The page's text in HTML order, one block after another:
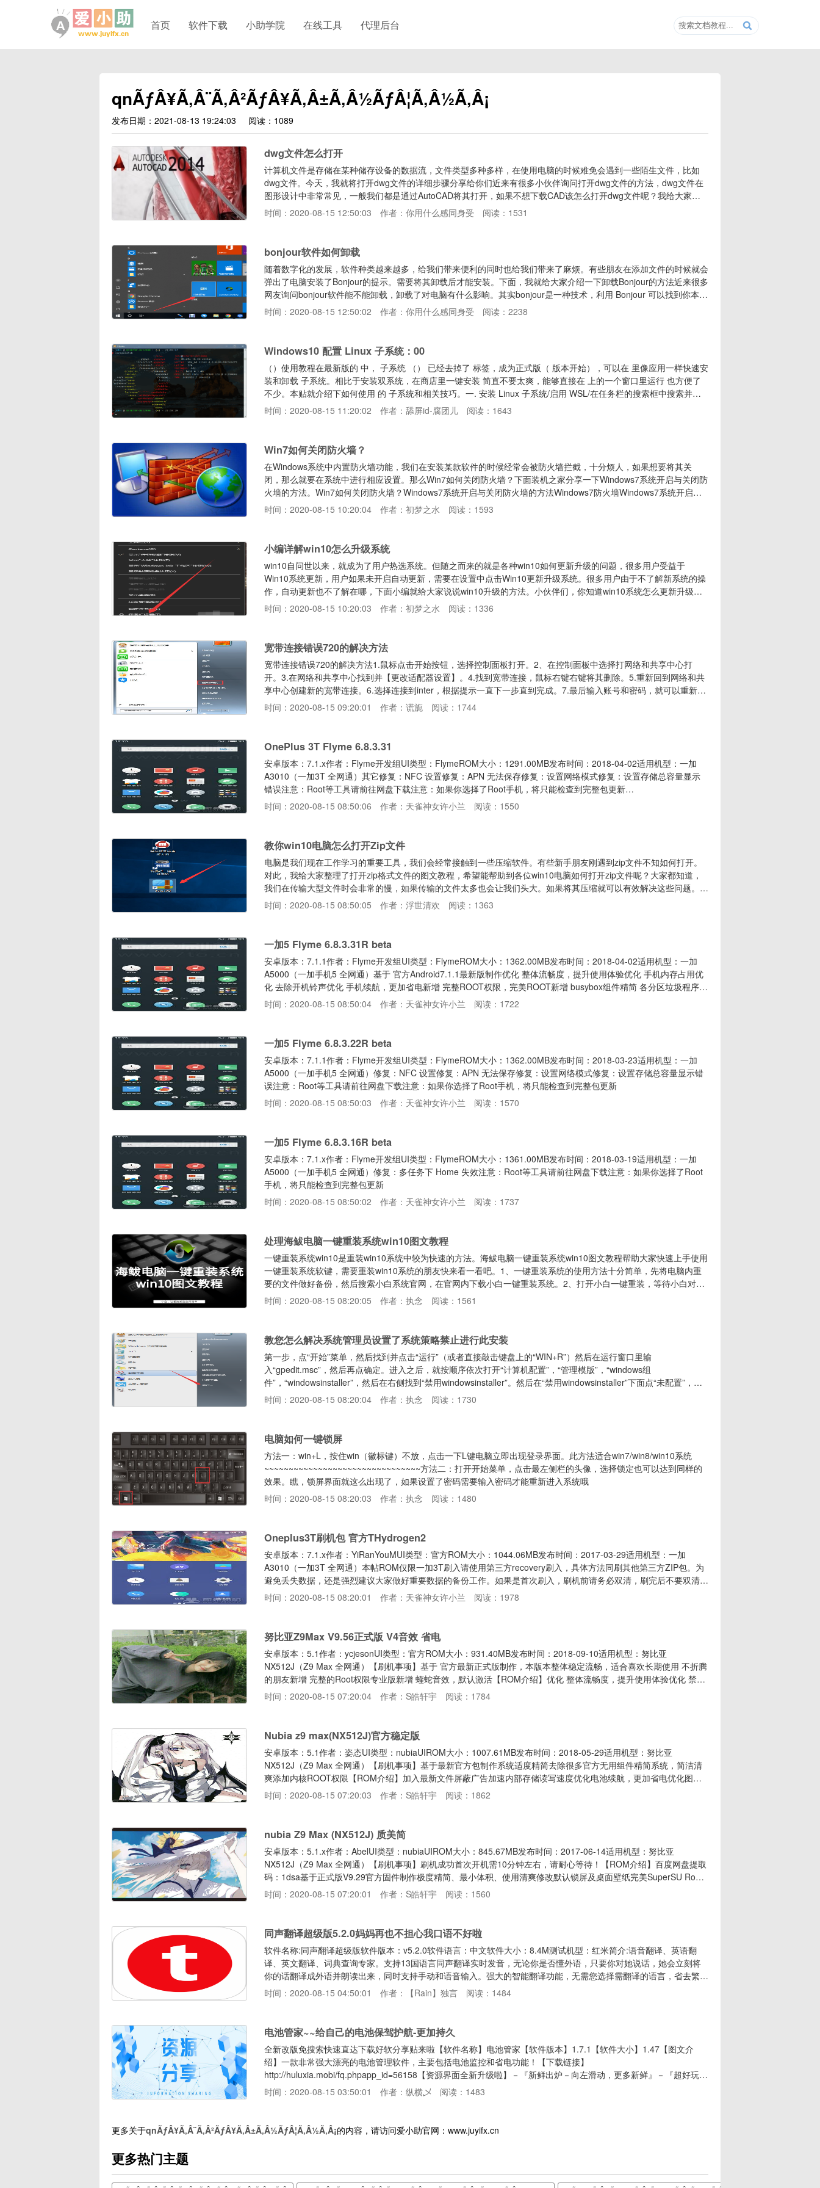
首页 软件下载 小助学院 在线工具 代理后台
qnÃƒÂ¥Ã‚Â¨Ã‚Â²ÃƒÂ¥Ã‚Â±Ã‚Â½ÃƒÂ¦Ã‚Â½Ã‚Â¡
发布日期：2021-08-13 19:24:03 阅读：1089
dwg文件怎么打开
计算机文件是存储在某种储存设备的数据流，文件类型多种多样，在使用电脑的时候难免会遇到一些陌生文件，比如
dwg文件。今天，我就将打开dwg文件的详细步骤分享给你们近来有很多小伙伴询问打开dwg文件的方法，dwg文件在
图形设计中非常常见，一般我们都是通过AutoCAD将其打开，如果不想下载CAD该怎么打开dwg文件呢？我给大家整
理了图文教程，赶紧来瞧瞧吧dwg文件打开教程1、如果是想要学习AutoCAD的话，可以将其下载，双击就可以打开
dwg文件，最好下载一下高版本的CAD软件，避免出现不兼容现象2、如果只是偶尔一次打开编辑dwg文件的话，可以
时间：2020-08-15 12:50:03 作者：你用什么感同身受 阅读：1531
bonjour软件如何卸载
随着数字化的发展，软件种类越来越多，给我们带来便利的同时也给我们带来了麻烦。有些朋友在添加文件的时候就会
弹出了电脑安装了Bonjour的提示。需要将其卸载后才能安装。下面，我就给大家介绍一下卸载Bonjour的方法近来很多
网友询问bonjour软件能不能卸载，卸载了对电脑有什么影响。其实bonjour是一种技术，利用 Bonjour 可以找到你本地
网络上任何 Bonjour 网页地址，以及共享资料。不过卸载了对于电脑也没有什么影响。bonjour软件卸载方法方法一：
系统自带工具进行卸载1、打开开始菜单，点击控制面板2、控制面板中找到程序，点击卸载程序3、找到bonjour软
时间：2020-08-15 12:50:02 作者：你用什么感同身受 阅读：2238
Windows10 配置 Linux 子系统：00
（）使用教程在最新版的 中， 子系统 （） 已经去掉了 标签，成为正式版（ 版本开始），可以在 里像应用一样快速安
装和卸载 子系统。相比于安装双系统，在商店里一键安装 简直不要太爽，能够直接在 上的一个窗口里运行 也方便了
不少。本贴就介绍下如何使用 的 子系统和相关技巧。一. 安装 Linux 子系统/启用 WSL/在任务栏的搜索框中搜索并打
开 “启用或关闭windows功能”，勾选 “适用于 Linux 的 Windows 子系统”，确定后按提示重启计算机。/安装 Ubuntu 子
系统/在 Microsoft Store 中搜索 “Linux”，进入 WSL 专题
时间：2020-08-15 11:20:02 作者：舔屏id-腐团儿 阅读：1643
Win7如何关闭防火墙？
在Windows系统中内置防火墙功能，我们在安装某款软件的时候经常会被防火墙拦截，十分烦人，如果想要将其关
闭，那么就要在系统中进行相应设置。那么Win7如何关闭防火墙？下面装机之家分享一下Windows7系统开启与关闭防
火墙的方法。Win7如何关闭防火墙？Windows7系统开启与关闭防火墙的方法Windows7防火墙Windows7系统开启与
关闭防火墙的方法1、进入win7系统桌面中，点击“开始”按钮，选择打开“控制面板”，如下图所示。Win7如何关闭防火
墙？Windows7系统开启与关闭防火墙的方法2、在控制面板中，查看方式为类别的情况下，我们点击“系统和安全”，如
时间：2020-08-15 10:20:04 作者：初梦之水 阅读：1593
小编详解win10怎么升级系统
win10自问世以来，就成为了用户热选系统。但随之而来的就是各种win10如何更新升级的问题，很多用户受益于
Win10系统更新，用户如果未开启自动更新，需要在设置中点击Win10更新升级系统。很多用户由于不了解新系统的操
作，自动更新也不了解在哪，下面小编就给大家说说win10升级的方法。小伙伴们，你知道win10系统怎么更新升级
吗？嘿嘿~你们要是不知道的话，那么小编就要发挥我的作用了，下面小编就给大家演示一下win10更新升级系统的操
作流程。1，首先，右键点击任务栏，打开任务栏设置按钮。win10win10示例12，打开后点击主页图标。升级系统升级
时间：2020-08-15 10:20:03 作者：初梦之水 阅读：1336
宽带连接错误720的解决方法
宽带连接错误720的解决方法1.鼠标点击开始按钮，选择控制面板打开。2、在控制面板中选择打网络和共享中心打
开。3.在网络和共享中心找到并【更改适配器设置】。4.找到宽带连接，鼠标右键右键将其删除。5.重新回到网络和共
享中心创建新的宽带连接。6.选择连接到inter，根据提示一直下一步直到完成。7.最后输入账号和密码，就可以重新连
接宽带了。以上就是宽带连接错误720的解决方法了，希望对您有帮助。【搬砖网络侵权立删】
时间：2020-08-15 09:20:01 作者：谎旎 阅读：1744
OnePlus 3T Flyme 6.8.3.31
安卓版本：7.1.x作者：Flyme开发组UI类型：FlymeROM大小：1291.00MB发布时间：2018-04-02适用机型：一加
A3010（一加3T 全网通）其它修复：NFC 设置修复：APN 无法保存修复：设置网络模式修复：设置存储总容量显示
错误注意：Root等工具请前往网盘下载注意：如果你选择了Root手机，将只能检查到完整包更新
http://d.7to.cn/download.aspxaction=rom3&key=kaWEuVxMMv1LoTv1rhMc8QMvWYorqEkxKWbtfPYFyY4bFI28iLTzcBZA49fAY/
时间：2020-08-15 08:50:06 作者：天雀神女许小兰 阅读：1550
教你win10电脑怎么打开Zip文件
电脑是我们现在工作学习的重要工具，我们会经常接触到一些压缩软件。有些新手朋友刚遇到zip文件不知如何打开。
对此，我给大家整理了打开zip格式文件的图文教程，希望能帮助到各位win10电脑如何打开zip文件呢？大家都知道，
我们在传输大型文件时会非常的慢，如果传输的文件太多也会让我们头大。如果将其压缩就可以有效解决这些问题。今
天，我就将打开zip文件的方法分享给你们win10电脑打开zip文件教程1、下载安装360压缩软件，一般打开Zip文件时就
会提示安装解压软件如何打开Zip文件如何打开Zip文件电脑图解-12、然后右击Zip格式文件，弹出窗口中就会出现解压
时间：2020-08-15 08:50:05 作者：浮世清欢 阅读：1363
一加5 Flyme 6.8.3.31R beta
安卓版本：7.1.1作者：Flyme开发组UI类型：FlymeROM大小：1362.00MB发布时间：2018-04-02适用机型：一加
A5000（一加手机5 全网通）基于 官方Android7.1.1最新版制作优化 整体流畅度，提升使用体验优化 手机内存占用优
化 去除开机铃声优化 手机续航，更加省电新增 完整ROOT权限，完美ROOT新增 busybox组件精简 各分区垃圾程序及
文件精简 ROM体积，占用资源更少保留 官方特色应用
时间：2020-08-15 08:50:04 作者：天雀神女许小兰 阅读：1722
一加5 Flyme 6.8.3.22R beta
安卓版本：7.1.1作者：Flyme开发组UI类型：FlymeROM大小：1362.00MB发布时间：2018-03-23适用机型：一加
A5000（一加手机5 全网通）修复：NFC 设置修复：APN 无法保存修复：设置网络模式修复：设置存储总容量显示错
误注意：Root等工具请前往网盘下载注意：如果你选择了Root手机，将只能检查到完整包更新
时间：2020-08-15 08:50:03
作者：天雀神女许小兰 阅读：1570
一加5 Flyme 6.8.3.16R beta
安卓版本：7.1.x作者：Flyme开发组UI类型：FlymeROM大小：1361.00MB发布时间：2018-03-19适用机型：一加
A5000（一加手机5 全网通）修复：多任务下 Home 失效注意：Root等工具请前往网盘下载注意：如果你选择了Root
手机，将只能检查到完整包更新
时间：2020-08-15 08:50:02
作者：天雀神女许小兰 阅读：1737
处理海鲅电脑一键重装系统win10图文教程
一键重装系统win10是重装win10系统中较为快速的方法。海鲅电脑一键重装系统win10图文教程帮助大家快速上手使用
一键重装系统软键，需要重装win10系统的朋友快来看一看吧。1、一键重装系统的使用方法十分简单，先将电脑内重
要的文件做好备份，然后搜索小白系统官网，在官网内下载小白一键重装系统。2、打开小白一键重装，等待小白对运
行环境扫描完成。3、在“在线重装”界面内选择安装win10系统。4、然后勾选需要的装机软件。5、等待小白一键重装
下载系统。系统下载完成后，小白系统会自动重启电脑进行系统的重装。6、数次重启后win10系统就重装完成了。
时间：2020-08-15 08:20:05 作者：执念 阅读：1561
教您怎么解决系统管理员设置了系统策略禁止进行此安装
第一步，点“开始”菜单，然后找到并点击“运行”（或者直接敲击键盘上的“WIN+R”）然后在运行窗口里输
入“gpedit.msc”，然后再点确定。进入之后，就按顺序依次打开“计算机配置”，“管理模版”，“windows组
件”，“windowsinstaller”，然后在右侧找到“禁用windowsinstaller”。然后在“禁用windowsinstaller”下面点“未配置”，或
者“已禁用”（二选一），然后点确定即可。1.点“开始”菜单，然后找到并点击“运行”，或者敲击键盘“WIN+R”。然后在运
行窗口输入“regedit”，再点确定。2.然后定位到注册表HKEY_CLASSES_ROOT\
时间：2020-08-15 08:20:04 作者：执念 阅读：1730
电脑如何一键锁屏
方法一：win+L，按住win（徽标键）不放，点击一下L键电脑立即出现登录界面。此方法适合win7/win8/win10系统
~~~~~~~~~~~~~~~~~~~~~~~~~~~~~~~~方法二：打开开始菜单，点击最左侧栏的头像，选择锁定也可以达到同样的
效果。瞧，锁屏界面就这么出现了，如果设置了密码需要输入密码才能重新进入系统哦
时间：2020-08-15 08:20:03
作者：执念 阅读：1480
Oneplus3T刷机包 官方THydrogen2
安卓版本：7.1.x作者：YiRanYouMUI类型：官方ROM大小：1044.06MB发布时间：2017-03-29适用机型：一加
A3010（一加3T 全网通）本帖ROM仅限一加3T刷入请使用第三方recovery刷入，具体方法同刷其他第三方ZIP包。为
避免丢失数据，还是强烈建议大家做好重要数据的备份工作。如果是首次刷入，刷机前请务必双清，刷完后不要双清。
如果机器有锁，请先解锁，再刷机。确保手机是在官方安卓6.0系统底层下刷入此ROM更新日志基于官方H2OS2.5.1版
本制作去除很多官方无用组件集成新版授权管理软件精简系统无用软件，干净简洁清爽自动整理无用缓存优化内存占
时间：2020-08-15 08:20:01 作者：天雀神女许小兰 阅读：1978
努比亚Z9Max V9.56正式版 V4音效 省电
安卓版本：5.1作者：ycjesonUI类型：官方ROM大小：931.40MB发布时间：2018-09-10适用机型：努比亚
NX512J（Z9 Max 全网通）【刷机事项】基于 官方最新正式版制作，本版本整体稳定流畅，适合喜欢长期使用 不折腾
的朋友新增 完整的Root权限专业版新增 蝰蛇音效，默认激活【ROM介绍】优化 整体流畅度，提升使用体验优化 禁止
恢复官方recovery优化 电池续航精简 多余垃圾应用文件，减少资源占用保留 官方浏览器 应用商店 输入法等必要程序
【下载地址】https://pan.baidu.com/s/1Y4UJ9wgIPwz3ZC_KNLxWeQ#/
时间：2020-08-15 07:20:04 作者：S皓轩宇 阅读：1784
Nubia z9 max(NX512J)官方稳定版
安卓版本：5.1作者：姿态UI类型：nubiaUIROM大小：1007.61MB发布时间：2018-05-29适用机型：努比亚
NX512J（Z9 Max 全网通）【刷机事项】基于最新官方包制作系统适度精简去除很多官方无用组件精简系统，简洁清
爽添加内核ROOT权限【ROM介绍】加入最新文件屏蔽广告加速内部存储读写速度优化电池续航，更加省电优化图片
显示效果优化刷机速度以及开机速度深度优化系统提高系统的稳定性和流畅性修改桌面默认图标排列顺序添加并修改默
认铃声其他小细节调整，可刷入体验更多优化自行体验，适合长期使用。【下载地址】
时间：2020-08-15 07:20:03 作者：S皓轩宇 阅读：1862
nubia Z9 Max (NX512J) 质美简
安卓版本：5.1.x作者：AbelUI类型：nubiaUIROM大小：845.67MB发布时间：2017-06-14适用机型：努比亚
NX512J（Z9 Max 全网通）【刷机事项】刷机成功首次开机需10分钟左右，请耐心等待！【ROM介绍】百度网盘提取
码：1dsa基于正式版V9.29官方固件制作极度精简、最小体积、使用清爽修改默认锁屏及桌面壁纸完美SuperSU Root
权限桌面布局重新排版(规律干净)Ram运行占用降低到最大程度优化刷机速度以及开机速度优化全局触摸、滑动响应速
度全面有效提高兼容稳定性优化系统签名(支持所有性质的apk安装)【下载地址】https://pan.baidu.com/
时间：2020-08-15 07:20:01 作者：S皓轩宇 阅读：1560
同声翻译超级版5.2.0妈妈再也不担心我口语不好啦
软件名称:同声翻译超级版软件版本：v5.2.0软件语言：中文软件大小：8.4M测试机型：红米简介:语音翻译、英语翻
译、英文翻译、词典查询专家。支持13国语言同声翻译实时发音，无论你是否懂外语，只要你对她说话，她会立刻将
你的话翻译成外语并朗读出来，同时支持手动和语音输入。强大的智能翻译功能，无需您选择需翻译的语言，省去繁琐
的设置，自动识别输入文字。你说中文，她说英文，您输入英文她说中文，绝对是你学习英语，和老外交流OR做生意
OR出国旅行，查询单词句子的强大工具。精通13国语言，全球范围内帮您翻译。小秘书听得懂普通话，也听得懂英
时间：2020-08-15 04:50:01 作者：【Rain】独言 阅读：1484
电池管家~~给自己的电池保驾护航-更加持久
全新改版免搜索快速直达下载好软分享贴来啦【软件名称】电池管家【软件版本】1.7.1【软件大小】1.47【图文介
绍】一款非常强大漂亮的电池管理软件，主要包括电池监控和省电功能！【下载链接】
http://huluxia.mobi/fq.phpapp_id=56158【资源界面全新升级啦】－『新鲜出炉－向左滑动，更多新鲜』－『超好玩的
应用集－下拉刷新，更多好玩』－『超好用的精品应用－向下滑动，更多安利』当当当当～看见最后一张图片了吧，只
要向下滑动就能找到楼主推荐的软件啦，而且我们资源的软件都是测试小哥哥一个一个测试上架的，大家完全可以放心
时间：2020-08-15 03:50:01 作者：纵横乄 阅读：1483
更多关于qnÃƒÂ¥Ã‚Â¨Ã‚Â²ÃƒÂ¥Ã‚Â±Ã‚Â½ÃƒÂ¦Ã‚Â½Ã‚Â¡的内容，请访问爱小助官网：www.juyifx.cn
更多热门主题